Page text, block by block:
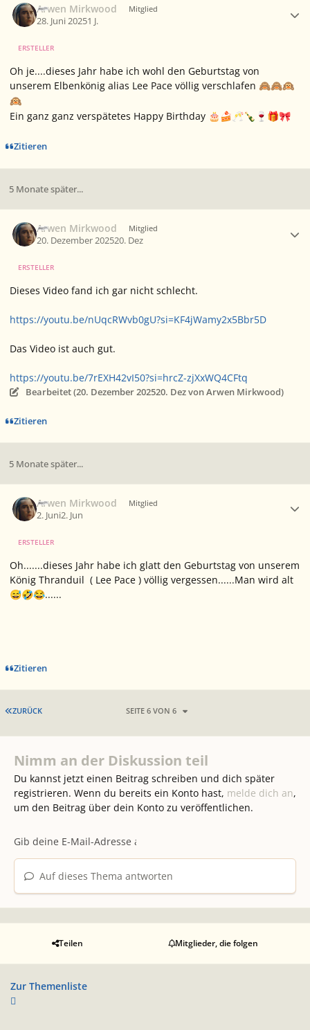
Arwen Mirkwood Mitglied
28. Juni 20251 J.
ERSTELLER
Oh je....dieses Jahr habe ich wohl den Geburtstag von
unserem Elbenkönig alias Lee Pace völlig verschlafen 🙈🙈🙉
🙉
Ein ganz ganz verspätetes Happy Birthday 🎂🍰 🥂🍾 🍷 🎁🎀
Zitieren
5 Monate später...
Arwen Mirkwood Mitglied
20. Dezember 202520. Dez
ERSTELLER
Dieses Video fand ich gar nicht schlecht.
https://youtu.be/nUqcRWvb0gU?si=KF4jWamy2x5Bbr5D
Das Video ist auch gut.
https://youtu.be/7rEXH42vI50?si=hrcZ-zjXxWQ4CFtq
Bearbeitet (20. Dezember 202520. Dezvon Arwen Mirkwood)
Zitieren
5 Monate später...
Arwen Mirkwood Mitglied
2. Juni2. Jun
ERSTELLER
Oh.......dieses Jahr habe ich glatt den Geburtstag von unserem
König Thranduil ( Lee Pace ) völlig vergessen......Man wird alt
😅🤣😂......
Zitieren
ERSTE SEITE
ZURÜCK SEITE 6 VON 6
Nimm an der Diskussion teil
Du kannst jetzt einen Beitrag schreiben und dich später
registrieren. Wenn du bereits ein Konto hast, melde dich an,
um den Beitrag über dein Konto zu veröffentlichen.
Auf dieses Thema antworten
Teilen Mitglieder, die folgen
Zur Themenliste